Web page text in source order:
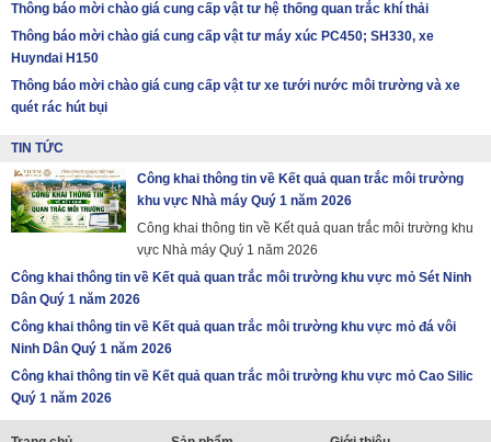
Thông báo mời chào giá cung cấp vật tư hệ thống quan trắc khí thải
Thông báo mời chào giá cung cấp vật tư máy xúc PC450; SH330, xe
Huyndai H150
Thông báo mời chào giá cung cấp vật tư xe tưới nước môi trường và xe
quét rác hút bụi
TIN TỨC
Công khai thông tin về Kết quả quan trắc môi trường
khu vực Nhà máy Quý 1 năm 2026
Công khai thông tin về Kết quả quan trắc môi trường khu
vực Nhà máy Quý 1 năm 2026
Công khai thông tin về Kết quả quan trắc môi trường khu vực mỏ Sét Ninh
Dân Quý 1 năm 2026
Công khai thông tin về Kết quả quan trắc môi trường khu vực mỏ đá vôi
Ninh Dân Quý 1 năm 2026
Công khai thông tin về Kết quả quan trắc môi trường khu vực mỏ Cao Silic
Quý 1 năm 2026